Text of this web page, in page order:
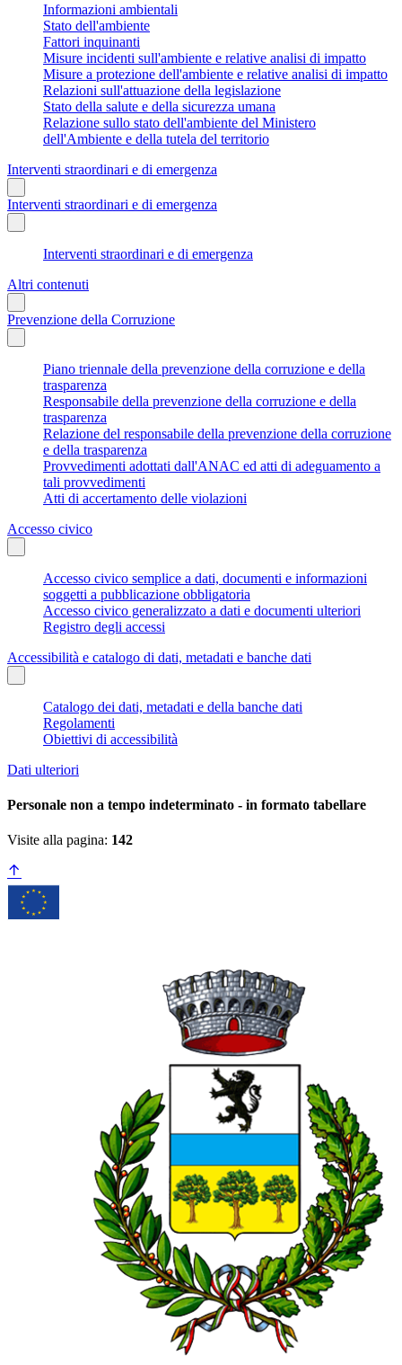
Informazioni ambientali
Stato dell'ambiente
Fattori inquinanti
Misure incidenti sull'ambiente e relative analisi di impatto
Misure a protezione dell'ambiente e relative analisi di impatto
Relazioni sull'attuazione della legislazione
Stato della salute e della sicurezza umana
Relazione sullo stato dell'ambiente del Ministero
dell'Ambiente e della tutela del territorio
Interventi straordinari e di emergenza
Interventi straordinari e di emergenza
Interventi straordinari e di emergenza
Altri contenuti
Prevenzione della Corruzione
Piano triennale della prevenzione della corruzione e della
trasparenza
Responsabile della prevenzione della corruzione e della
trasparenza
Relazione del responsabile della prevenzione della corruzione
e della trasparenza
Provvedimenti adottati dall'ANAC ed atti di adeguamento a
tali provvedimenti
Atti di accertamento delle violazioni
Accesso civico
Accesso civico semplice a dati, documenti e informazioni
soggetti a pubblicazione obbligatoria
Accesso civico generalizzato a dati e documenti ulteriori
Registro degli accessi
Accessibilità e catalogo di dati, metadati e banche dati
Catalogo dei dati, metadati e della banche dati
Regolamenti
Obiettivi di accessibilità
Dati ulteriori
Personale non a tempo indeterminato - in formato tabellare
Visite alla pagina: 142